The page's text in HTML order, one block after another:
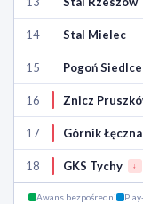
14 Stal Mielec
15 Pogoń Siedlce
16 Znicz
17 Górnik Łęczna
18 GKS Tychy ↓
Awans bezpośredni